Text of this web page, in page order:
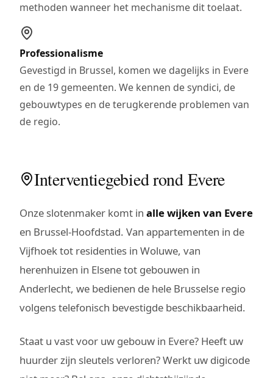
methoden wanneer het mechanisme dit toelaat.
Professionalisme
Gevestigd in Brussel, komen we dagelijks in Evere
en de 19 gemeenten. We kennen de syndici, de
gebouwtypes en de terugkerende problemen van
de regio.
Interventiegebied rond Evere
Onze slotenmaker komt in alle wijken van Evere
en Brussel-Hoofdstad. Van appartementen in de
Vijfhoek tot residenties in Woluwe, van
herenhuizen in Elsene tot gebouwen in
Anderlecht, we bedienen de hele Brusselse regio
volgens telefonisch bevestigde beschikbaarheid.
Staat u vast voor uw gebouw in Evere? Heeft uw
huurder zijn sleutels verloren? Werkt uw digicode